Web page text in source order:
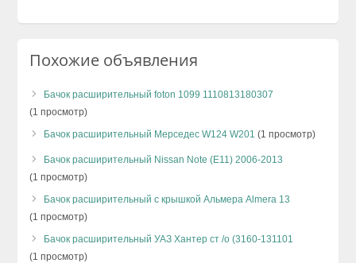
Похожие объявления
Бачок расширительный foton 1099 1110813180307
(1 просмотр)
Бачок расширительный Мерседес W124 W201 (1 просмотр)
Бачок расширительный Nissan Note (E11) 2006-2013
(1 просмотр)
Бачок расширительный с крышкой Альмера Almera 13
(1 просмотр)
Бачок расширительный УАЗ Хантер ст /о (3160-131101
(1 просмотр)